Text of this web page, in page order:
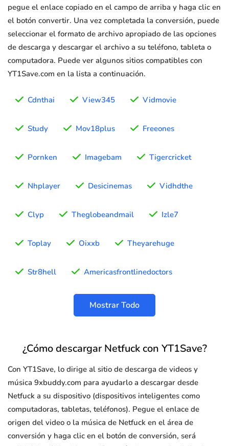
pegue el enlace copiado en el campo de arriba y haga clic en
el botón convertir. Una vez completada la conversión, puede
seleccionar el formato de archivo apropiado de las opciones
de descarga y descargar el archivo a su teléfono, tableta o
computadora. Puede ver algunos sitios compatibles con
YT1Save.com en la lista a continuación.
Cdnthai View345 Vidmovie
Study Mov18plus Freeones
Pornken Imagebam Tigercricket
Nhplayer Desicinemas Vidhdthe
Clyp Theglobeandmail Izle7
Toplay Oixxb Theyarehuge
Str8hell Americasfrontlinedoctors
Mostrar Todo
¿Cómo descargar Netfuck con YT1Save?
Con YT1Save, lo dirige al sitio de descarga de videos y
música 9xbuddy.com para ayudarlo a descargar desde
Netfuck a su dispositivo (dispositivos inteligentes como
computadoras, tabletas, teléfonos). Pegue el enlace de
origen del video o la música de Netfuck en el área de
conversión y haga clic en el botón de conversión, será